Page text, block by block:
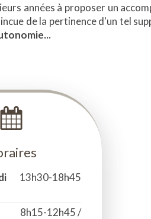
années à proposer un
de la pertinence d'un tel
13h30-18h45
8h15-12h45 /